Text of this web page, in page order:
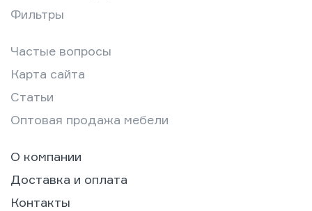
Фильтры
Частые вопросы
Карта сайта
Статьи
Оптовая продажа мебели
О компании
Доставка и оплата
Контакты